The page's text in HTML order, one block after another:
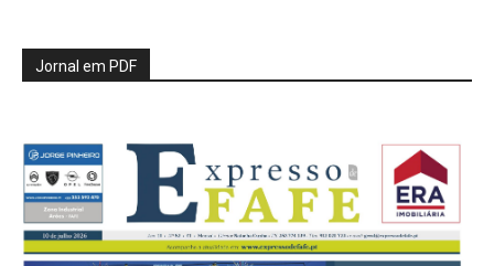
Jornal em PDF